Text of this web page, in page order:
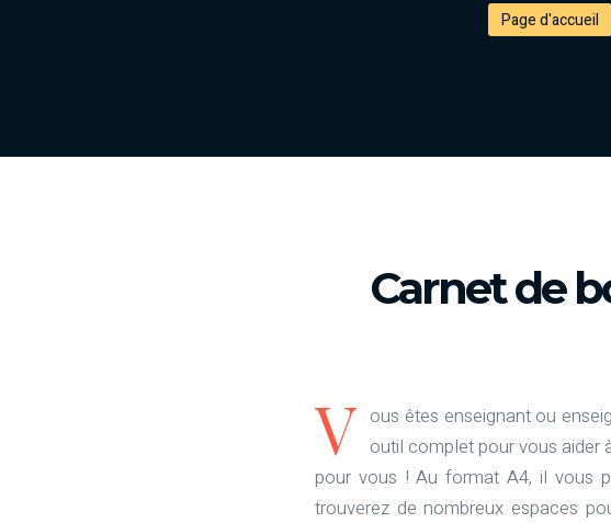
Page d'accueil
Carnet de
V ous êtes enseignant ou
outil complet pour vous aider
pour vous ! Au format A4, il vous
trouverez de nombreux espaces